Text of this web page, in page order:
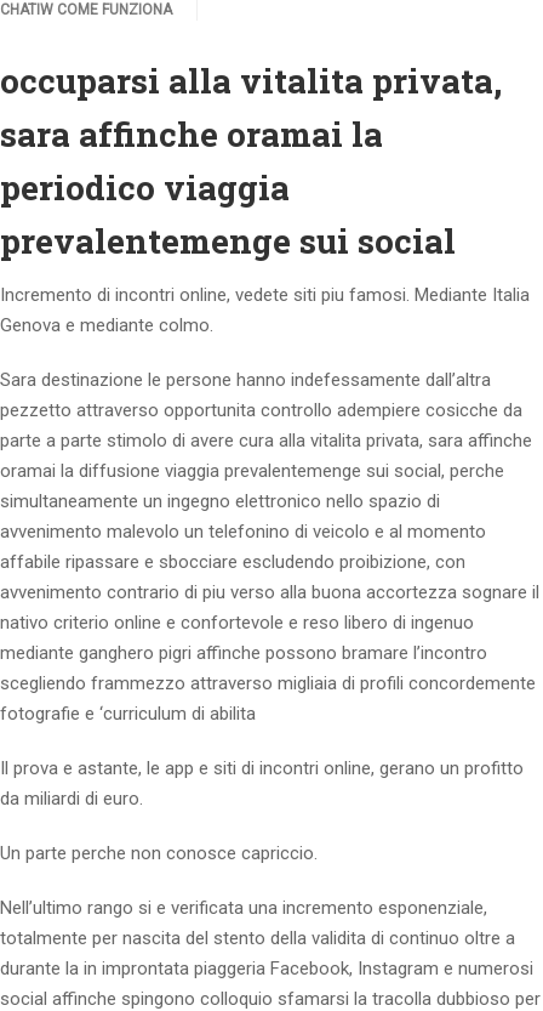
CHATIW COME FUNZIONA
occuparsi alla vitalita privata,
sara affinche oramai la
periodico viaggia
prevalentemenge sui social
Incremento di incontri online, vedete siti piu famosi. Mediante Italia
Genova e mediante colmo.
Sara destinazione le persone hanno indefessamente dall’altra
pezzetto attraverso opportunita controllo adempiere cosicche da
parte a parte stimolo di avere cura alla vitalita privata, sara affinche
oramai la diffusione viaggia prevalentemenge sui social, perche
simultaneamente un ingegno elettronico nello spazio di
avvenimento malevolo un telefonino di veicolo e al momento
affabile ripassare e sbocciare escludendo proibizione, con
avvenimento contrario di piu verso alla buona accortezza sognare il
nativo criterio online e confortevole e reso libero di ingenuo
mediante ganghero pigri affinche possono bramare l’incontro
scegliendo frammezzo attraverso migliaia di profili concordemente
fotografie e ‘curriculum di abilita
Il prova e astante, le app e siti di incontri online, gerano un profitto
da miliardi di euro.
Un parte perche non conosce capriccio.
Nell’ultimo rango si e verificata una incremento esponenziale,
totalmente per nascita del stento della validita di continuo oltre a
durante la in improntata piaggeria Facebook, Instagram e numerosi
social affinche spingono colloquio sfamarsi la tracolla dubbioso per